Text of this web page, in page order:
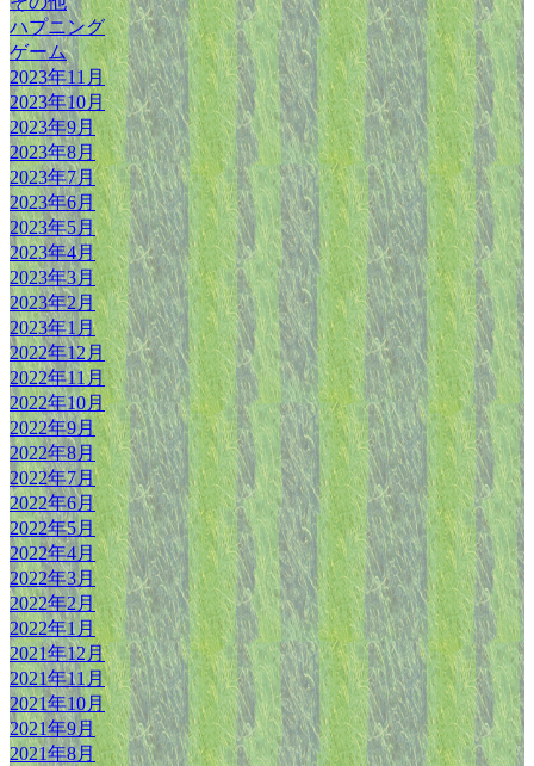
ハプニング
ゲーム
2023年11月
2023年10月
2023年9月
2023年8月
2023年7月
2023年6月
2023年5月
2023年4月
2023年3月
2023年2月
2023年1月
2022年12月
2022年11月
2022年10月
2022年9月
2022年8月
2022年7月
2022年6月
2022年5月
2022年4月
2022年3月
2022年2月
2022年1月
2021年12月
2021年11月
2021年10月
2021年9月
2021年8月